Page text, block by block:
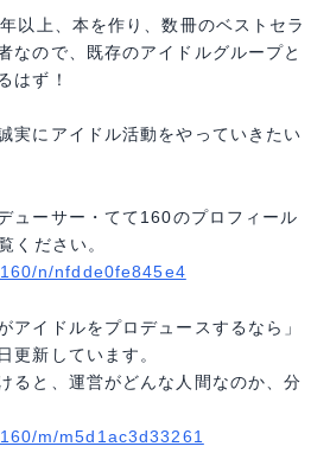
以上、本を作り、数冊のベストセラ
なので、既存のアイドルグループと
はず！
実にアイドル活動をやっていきたい
ューサー・てて160のプロフィール
ください。
n/nfdde0fe845e4
アイドルをプロデュースするなら」
更新しています。
ると、運営がどんな人間なのか、分
m/m5d1ac3d33261